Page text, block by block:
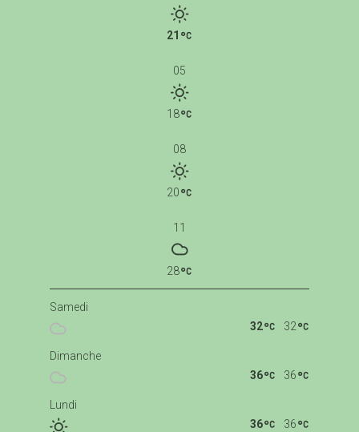
21
05
18
08
20
11
28
Samedi
32
32
Dimanche
36
36
Lundi
36
36